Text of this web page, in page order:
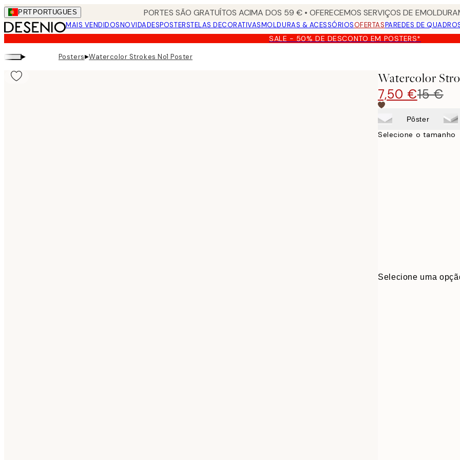
Skip
to
main
content.
PRT PORTUGUES PORTES SÃO GRATUÍTOS ACIMA DOS 59 € • OFERECEMOS SERVIÇOS DE
MAIS VENDIDOSNOVIDADESPOSTERSTELAS DECORATIVASMOLDURAS & ACESSÓRIOSOFERTASPAREDES DE
SALE - 50% DE DESCONTO EM POSTERS*
▸ Posters▸Watercolor Strokes No1 Poster
Watercolor
7,50 €15 €
Pôster
Selecione o tamanho
Selecione uma